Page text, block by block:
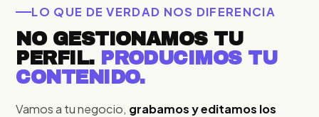
LO QUE DE VERDAD NOS DIFERENCIA
NO GESTIONAMOS TU
PERFIL. PRODUCIMOS TU
CONTENIDO.
Vamos a tu negocio, grabamos y editamos los